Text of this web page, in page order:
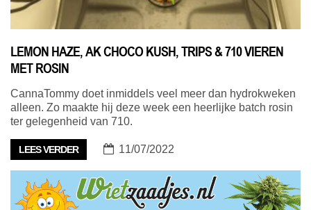
LEMON HAZE, AK CHOCO KUSH, TRIPS & 710 VIEREN
MET ROSIN
CannaTommy doet inmiddels veel meer dan hydrokweken
alleen. Zo maakte hij deze week een heerlijke batch rosin
ter gelegenheid van 710.
LEES VERDER 11/07/2022